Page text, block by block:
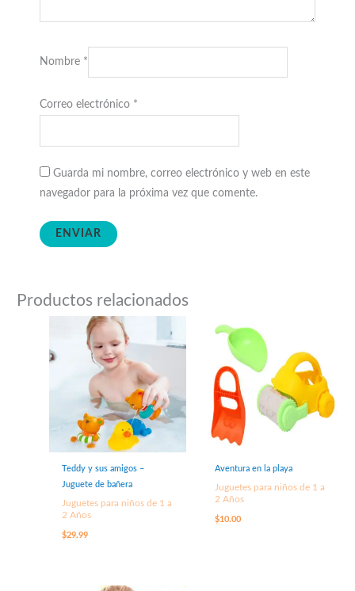
Nombre *
Correo electrónico *
Guarda mi nombre, correo electrónico y web en este
navegador para la próxima vez que comente.
Productos relacionados
Teddy y sus amigos –
Juguete de bañera
Juguetes para niños de 1 a
2 Años
$29.99
Aventura en la playa
Juguetes para niños de 1 a
2 Años
$10.00